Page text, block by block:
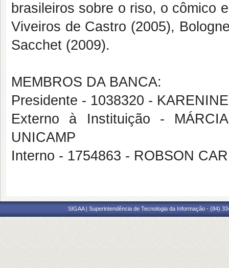
brasileiros sobre o riso, o cômico
Viveiros de Castro (2005),
Sacchet (2009).
MEMBROS DA BANCA:
Presidente - 1038320 -
Externo à Instituição -
UNICAMP
Interno - 1754863 - ROBSON
SIGAA | Superintendência de Tecnologia da Informação - (84)